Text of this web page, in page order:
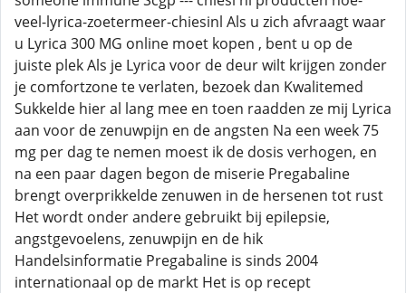
veel-lyrica-zoetermeer-chiesinl Als u zich afvraagt waar
u Lyrica 300 MG online moet kopen , bent u op de
juiste plek Als je Lyrica voor de deur wilt krijgen zonder
je comfortzone te verlaten, bezoek dan Kwalitemed
Sukkelde hier al lang mee en toen raadden ze mij Lyrica
aan voor de zenuwpijn en de angsten Na een week 75
mg per dag te nemen moest ik de dosis verhogen, en
na een paar dagen begon de miserie Pregabaline
brengt overprikkelde zenuwen in de hersenen tot rust
Het wordt onder andere gebruikt bij epilepsie,
angstgevoelens, zenuwpijn en de hik
Handelsinformatie Pregabaline is sinds 2004
internationaal op de markt Het is op recept